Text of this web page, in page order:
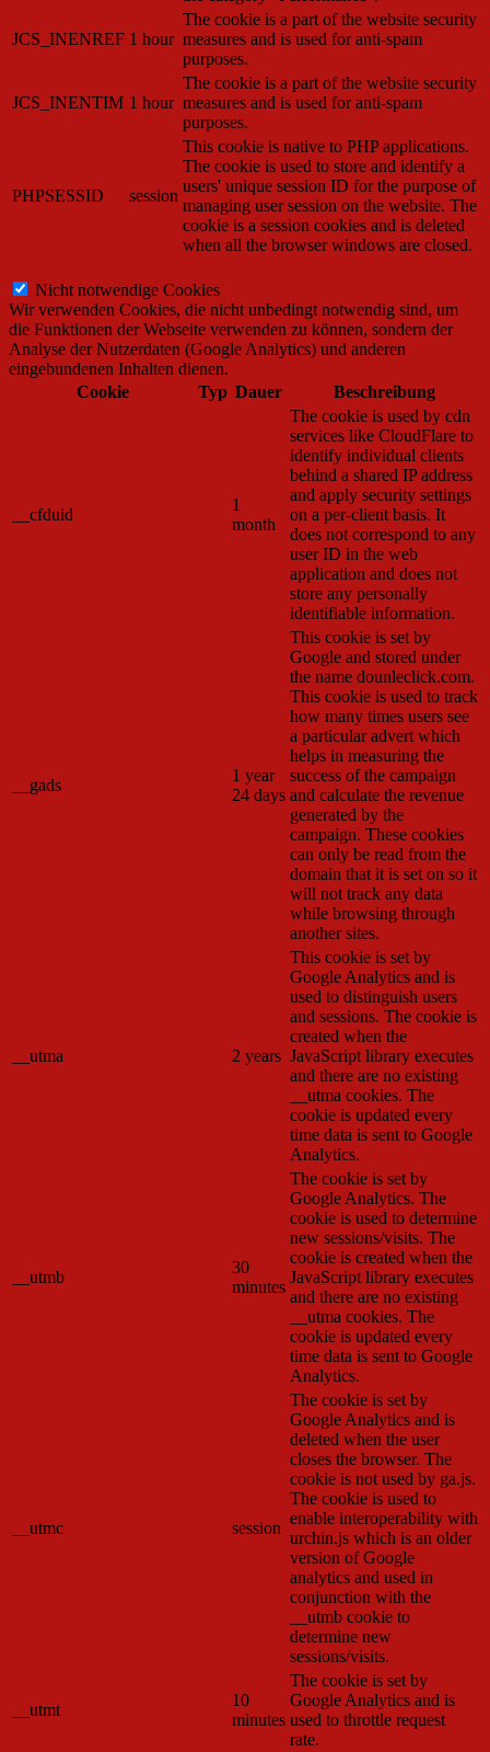
JCS_INENREF 1 hour
The cookie is a part of the website security
measures and is used for anti-spam
purposes.
JCS_INENTIM 1 hour
The cookie is a part of the website security
measures and is used for anti-spam
purposes.
PHPSESSID session
This cookie is native to PHP applications.
The cookie is used to store and identify a
users' unique session ID for the purpose of
managing user session on the website. The
cookie is a session cookies and is deleted
when all the browser windows are closed.
Nicht notwendige Cookies
Wir verwenden Cookies, die nicht unbedingt notwendig sind, um
die Funktionen der Webseite verwenden zu können, sondern der
Analyse der Nutzerdaten (Google Analytics) und anderen
eingebundenen Inhalten dienen.
Cookie
Typ Dauer Beschreibung
__cfduid
1
month
The cookie is used by cdn
services like CloudFlare to
identify individual clients
behind a shared IP address
and apply security settings
on a per-client basis. It
does not correspond to any
user ID in the web
application and does not
store any personally
identifiable information.
__gads
1 year
24 days
This cookie is set by
Google and stored under
the name dounleclick.com.
This cookie is used to track
how many times users see
a particular advert which
helps in measuring the
success of the campaign
and calculate the revenue
generated by the
campaign. These cookies
can only be read from the
domain that it is set on so it
will not track any data
while browsing through
another sites.
__utma 2 years
This cookie is set by
Google Analytics and is
used to distinguish users
and sessions. The cookie is
created when the
JavaScript library executes
and there are no existing
__utma cookies. The
cookie is updated every
time data is sent to Google
Analytics.
__utmb
30
minutes
The cookie is set by
Google Analytics. The
cookie is used to determine
new sessions/visits. The
cookie is created when the
JavaScript library executes
and there are no existing
__utma cookies. The
cookie is updated every
time data is sent to Google
Analytics.
__utmc session
The cookie is set by
Google Analytics and is
deleted when the user
closes the browser. The
cookie is not used by ga.js.
The cookie is used to
enable interoperability with
urchin.js which is an older
version of Google
analytics and used in
conjunction with the
__utmb cookie to
determine new
sessions/visits.
__utmt
10
minutes
The cookie is set by
Google Analytics and is
used to throttle request
rate.